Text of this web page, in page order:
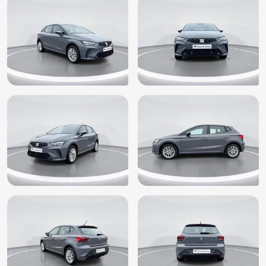
Vermoeidheids herkenning
Volledig digitaal instrumentenpaneel
Zij airbag(s) voor